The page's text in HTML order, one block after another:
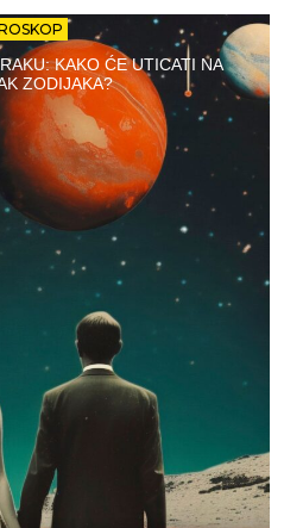
KAKO ĆE UTICATI NA
ZODIJAKA?